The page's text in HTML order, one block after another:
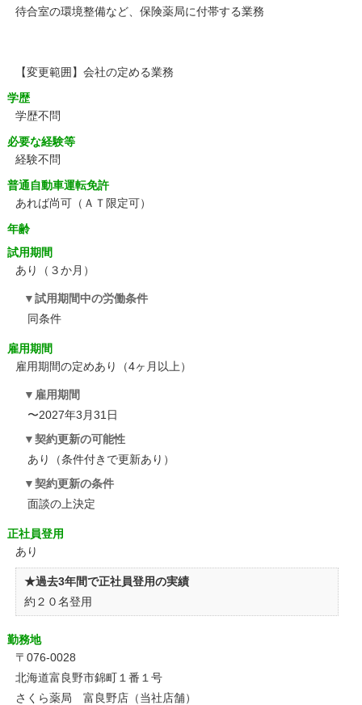
待合室の環境整備など、保険薬局に付帯する業務
【変更範囲】会社の定める業務
学歴
学歴不問
必要な経験等
経験不問
普通自動車運転免許
あれば尚可（ＡＴ限定可）
年齢
試用期間
あり（３か月）
試用期間中の労働条件
同条件
雇用期間
雇用期間の定めあり（4ヶ月以上）
雇用期間
〜2027年3月31日
契約更新の可能性
あり（条件付きで更新あり）
契約更新の条件
面談の上決定
正社員登用
あり
★過去3年間で正社員登用の実績
約２０名登用
勤務地
〒076-0028
北海道富良野市錦町１番１号
さくら薬局 富良野店（当社店舗）